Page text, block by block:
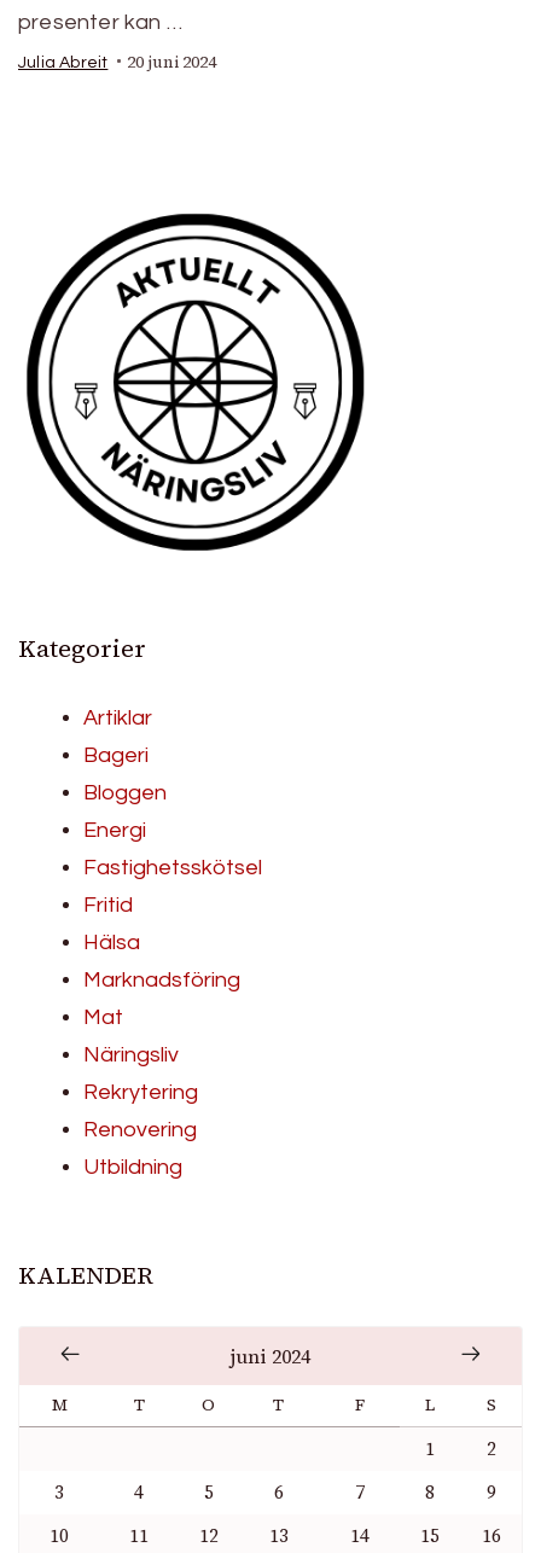
presenter kan …
Julia Abreit 20 juni 2024
Kategorier
Artiklar
Bageri
Bloggen
Energi
Fastighetsskötsel
Fritid
Hälsa
Marknadsföring
Mat
Näringsliv
Rekrytering
Renovering
Utbildning
KALENDER
juni 2024
M T O T F L S
1
2
3
4 5 6 7 8
9
10
11 12 13 14 15 16